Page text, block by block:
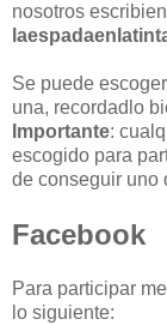
nosotros
Se puede
una, recordadlo
Importante:
escogido para
de conseguir uno
Facebook
Para participar
lo siguiente: